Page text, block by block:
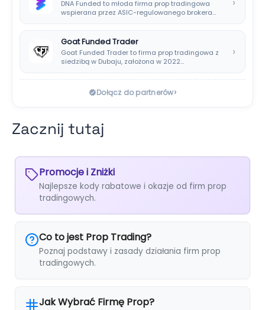
DNA Funded to młoda firma prop tradingowa
wspierana przez ASIC-regulowanego brokera
Goat Funded Trader
Goat Funded Trader to firma prop tradingowa z
siedzibą w Dubaju, założona w 2022…
›
Dołącz do partnerów›
Zacznij tutaj
Promocje i Zniżki
Najlepsze kody rabatowe i okazje od firm prop
tradingowych.
Co to jest Prop Trading?
Poznaj podstawy i zasady działania firm prop
tradingowych.
Jak Wybrać Firmę Prop?